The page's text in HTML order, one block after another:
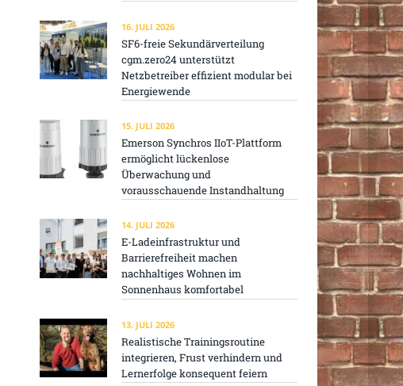
16. JULI 2026
SF6-freie Sekundärverteilung
cgm.zero24 unterstützt
Netzbetreiber effizient modular bei
Energiewende
15. JULI 2026
Emerson Synchros IIoT-Plattform
ermöglicht lückenlose
Überwachung und
vorausschauende Instandhaltung
14. JULI 2026
E-Ladeinfrastruktur und
Barrierefreiheit machen
nachhaltiges Wohnen im
Sonnenhaus komfortabel
13. JULI 2026
Realistische Trainingsroutine
integrieren, Frust verhindern und
Lernerfolge konsequent feiern